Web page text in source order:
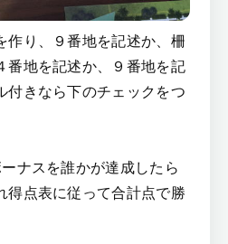
作り、９番地を記述か、柵
番地を記述か、９番地を記
付きなら下のチェックをつ
ナスを誰かが達成したら
得点表に従って合計点で勝